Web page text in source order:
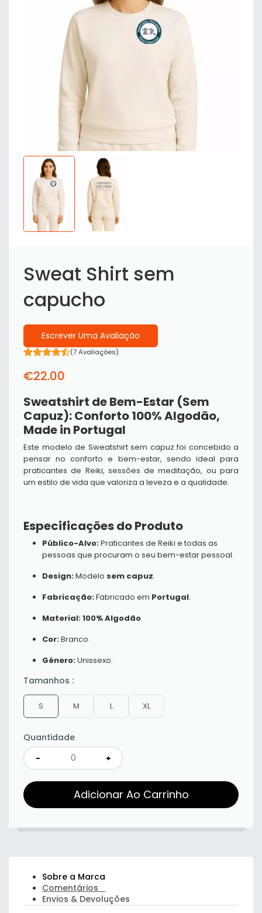
Sweat Shirt sem
capucho
Escrever Uma Avaliação
(7 Avaliações)
€22.00
Sweatshirt de Bem-Estar (Sem
Capuz): Conforto 100% Algodão,
Made in Portugal
Este modelo de Sweatshirt sem capuz foi concebido a
pensar no conforto e bem-estar, sendo ideal para
praticantes de Reiki, sessões de meditação, ou para
um estilo de vida que valoriza a leveza e a qualidade.
Especificações do Produto
Público-Alvo:Praticantes de Reiki e todas as
pessoas que procuram o seu bem-estar pessoal.
Design:Modelo sem capuz.
Fabricação:Fabricado em Portugal.
Material:100% Algodão.
Cor:Branco.
Género:Unissexo.
Tamanhos :
S M L XL
Quantidade
- +
Adicionar Ao Carrinho
Sobre a Marca
Comentários
Envios & Devoluções